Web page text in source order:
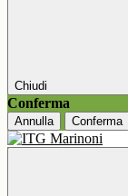
Chiudi
Conferma
Annulla Conferma